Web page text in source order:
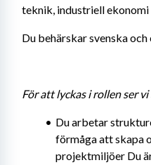
teknik, industriell ekonomi
Du behärskar svenska
För att lyckas i rollen ser
Du arbetar
förmåga att skapa
projektmiljöer Du